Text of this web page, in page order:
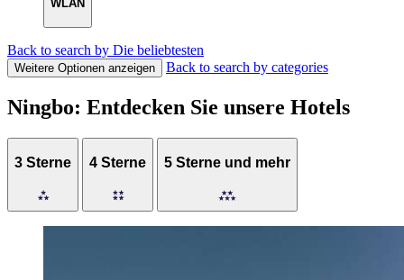
WLAN
Back to search by Die beliebtesten
Weitere Optionen anzeigen Back to search by categories
Ningbo: Entdecken Sie unsere Hotels
3 Sterne 4 Sterne 5 Sterne und mehr